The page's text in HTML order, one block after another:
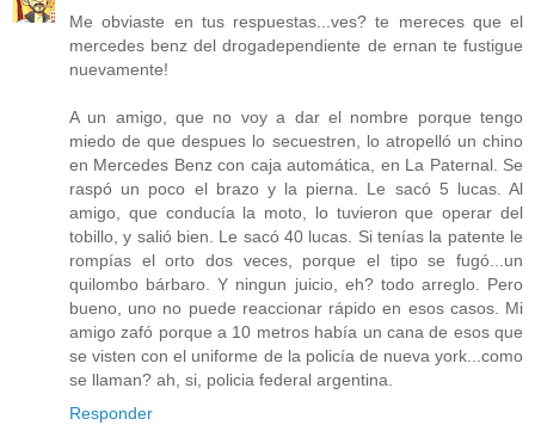
Me obviaste en tus respuestas...ves? te mereces que el
mercedes benz del drogadependiente de ernan te fustigue
nuevamente!
A un amigo, que no voy a dar el nombre porque tengo
miedo de que despues lo secuestren, lo atropelló un chino
en Mercedes Benz con caja automática, en La Paternal. Se
raspó un poco el brazo y la pierna. Le sacó 5 lucas. Al
amigo, que conducía la moto, lo tuvieron que operar del
tobillo, y salió bien. Le sacó 40 lucas. Si tenías la patente le
rompías el orto dos veces, porque el tipo se fugó...un
quilombo bárbaro. Y ningun juicio, eh? todo arreglo. Pero
bueno, uno no puede reaccionar rápido en esos casos. Mi
amigo zafó porque a 10 metros había un cana de esos que
se visten con el uniforme de la policía de nueva york...como
se llaman? ah, si, policia federal argentina.
Responder